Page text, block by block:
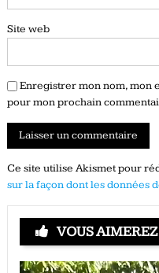
Site web
Enregistrer mon nom, mon
pour mon prochain
Ce site utilise Akismet pour
sur la façon dont les données
VOUS